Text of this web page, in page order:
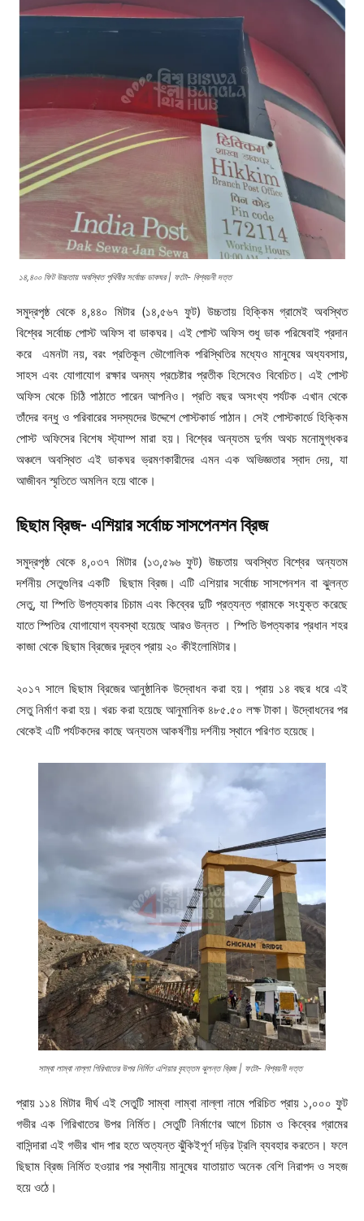
১৪,৪০০ ফিট উচ্চতায় অবস্থিত পৃথিবীর সর্বোচ্চ ডাকঘর | ফটো- বিশ্বয়নী দত্ত
সমুদ্রপৃষ্ঠ থেকে ৪,৪৪০ মিটার (১৪,৫৬৭ ফুট) উচ্চতায় হিক্কিম গ্রামেই অবস্থিত
বিশ্বের সর্বোচ্চ পোস্ট অফিস বা ডাকঘর। এই পোস্ট অফিস শুধু ডাক পরিষেবাই প্রদান
করে এমনটা নয়, বরং প্রতিকূল ভৌগোলিক পরিস্থিতির মধ্যেও মানুষের অধ্যবসায়,
সাহস এবং যোগাযোগ রক্ষার অদম্য প্রচেষ্টার প্রতীক হিসেবেও বিবেচিত। এই পোস্ট
অফিস থেকে চিঠি পাঠাতে পারেন আপনিও। প্রতি বছর অসংখ্য পর্যটক এখান থেকে
তাঁদের বন্ধু ও পরিবারের সদস্যদের উদ্দেশে পোস্টকার্ড পাঠান। সেই পোস্টকার্ডে হিক্কিম
পোস্ট অফিসের বিশেষ স্ট্যাম্প মারা হয়। বিশ্বের অন্যতম দুর্গম অথচ মনোমুগ্ধকর
অঞ্চলে অবস্থিত এই ডাকঘর ভ্রমণকারীদের এমন এক অভিজ্ঞতার স্বাদ দেয়, যা
আজীবন স্মৃতিতে অমলিন হয়ে থাকে।
ছিছাম ব্রিজ- এশিয়ার সর্বোচ্চ সাসপেনশন ব্রিজ
সমুদ্রপৃষ্ঠ থেকে ৪,০৩৭ মিটার (১৩,৫৯৬ ফুট) উচ্চতায় অবস্থিত বিশ্বের অন্যতম
দর্শনীয় সেতুগুলির একটি ছিছাম ব্রিজ। এটি এশিয়ার সর্বোচ্চ সাসপেনশন বা ঝুলন্ত
সেতু, যা স্পিতি উপত্যকার চিচাম এবং কিব্বের দুটি প্রত্যন্ত গ্রামকে সংযুক্ত করেছে
যাতে স্পিতির যোগাযোগ ব্যবস্থা হয়েছে আরও উন্নত । স্পিতি উপত্যকার প্রধান শহর
কাজা থেকে ছিছাম ব্রিজের দূরত্ব প্রায় ২০ কীইলোমিটার।
২০১৭ সালে ছিছাম ব্রিজের আনুষ্ঠানিক উদ্বোধন করা হয়। প্রায় ১৪ বছর ধরে এই
সেতু নির্মাণ করা হয়। খরচ করা হয়েছে আনুমানিক ৪৮৫.৫০ লক্ষ টাকা। উদ্বোধনের পর
থেকেই এটি পর্যটকদের কাছে অন্যতম আকর্ষণীয় দর্শনীয় স্থানে পরিণত হয়েছে।
সাম্বা লাম্বা নাল্লা গিরিখাতের উপর নির্মিত এশিয়ার বৃহত্তম ঝুলন্ত ব্রিজ | ফটো- বিশ্বয়নী দত্ত
প্রায় ১১৪ মিটার দীর্ঘ এই সেতুটি সাম্বা লাম্বা নাল্লা নামে পরিচিত প্রায় ১,০০০ ফুট
গভীর এক গিরিখাতের উপর নির্মিত। সেতুটি নির্মাণের আগে চিচাম ও কিব্বের গ্রামের
বাসিন্দারা এই গভীর খাদ পার হতে অত্যন্ত ঝুঁকিইপূর্ণ দড়ির ট্রলি ব্যবহার করতেন। ফলে
ছিছাম ব্রিজ নির্মিত হওয়ার পর স্থানীয় মানুষের যাতায়াত অনেক বেশি নিরাপদ ও সহজ
হয়ে ওঠে।